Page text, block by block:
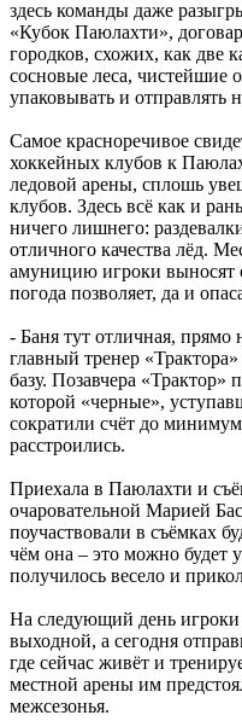
здесь команды даже
«Кубок Паюлахти»,
городков, схожих, как две
сосновые леса, чистейшие
упаковывать и отправлять
Самое красноречивое
хоккейных клубов к
ледовой арены, сплошь
клубов. Здесь всё как и
ничего лишнего:
отличного качества лёд.
амуницию игроки выносят
погода позволяет, да и
- Баня тут отличная, прямо
главный тренер «Трактора»
базу. Позавчера «Трактор»
которой «черные»,
сократили счёт до
расстроились.
Приехала в Паюлахти и
очаровательной Марией
поучаствовали в съёмках
чём она – это можно будет
получилось весело и
На следующий день игроки
выходной, а сегодня
где сейчас живёт и
местной арены им
межсезонья.